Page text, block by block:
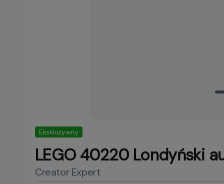
Ekskluzywny
LEGO 40220 Londyński
Creator Expert